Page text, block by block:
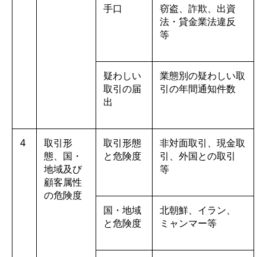
手口
窃盗、詐欺、出資
法・貸金業法違反
等
疑わしい
取引の届
出
業態別の疑わしい取
引の年間通知件数
4
取引形
態、国・
地域及び
顧客属性
の危険度
取引形態
と危険度
非対面取引、現金取
引、外国との取引
等
国・地域
と危険度
北朝鮮、イラン、
ミャンマー等